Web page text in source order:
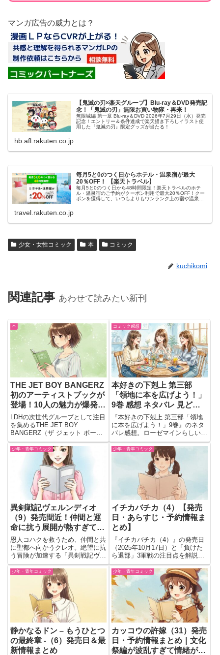
マンガ広告の威力とは？
【鬼滅の刃×楽天グループ】Blu-ray＆DVD発売記
念！「鬼滅の刃」無限お買い物隊・再来！
無限城編 第一章 Blu-ray＆DVD 2026年7月29日（水）発売
記念！エントリー＆条件達成で楽天描き下ろしイラスト使
用した『鬼滅の刃』限定グッズが当たる！
hb.afl.rakuten.co.jp
毎月5と0のつく日からホテル・温泉宿が最大
20％OFF！ 【楽天トラベル】
毎月5と0のつく日から48時間限定！楽天トラベルのホテ
ル・温泉宿のご予約がクーポン利用で最大20％OFF！クー
ポンを獲得して、いつもよりもワンランク上の宿や温泉宿
travel.rakuten.co.jp
少女・女性コミック 本 コミック
kuchikomi
関連記事 あわせて読みたい新刊
本
THE JET BOY BANGERZ
初のアーティストブックが
登場！10人の魅力が爆発す
るスペシャルな1冊♡
LDHの次世代グループとして注目
を集めるTHE JET BOY
BANGERZ（ザ ジェット ボーイ
バンガーズ）が、ついに初のアー
ティストブックをリリース！発売
日は2025年9月1日予定だよ♡実
力派ボーカリスト3人×パフォー
マー7人の全1...
コミック感想
本好きの下剋上 第三部
「領地に本を広げよう！」
9巻 感想 ネタバレ 見どこ
ろ｜ローゼマインらしさが
詰まった癒やしの一冊
『本好きの下剋上 第三部「領地
に本を広げよう！」9巻』のネタ
バレ感想。ローゼマインらしい発
想や貴族との交流、お茶会の印象
的な場面など、読後の余韻と次巻
への期待を紹介します。
少年・青年コミック
異剣戦記ヴェルンディオ
（9）発売間近！仲間と運
命に抗う展開が熱すぎて続
き待てない⚔️🔥
恩人コハクを救うため、仲間と共
に聖都へ向かうクレオ。絶望に抗
う冒険が加速する「異剣戦記ヴェ
ルンディオ」第9巻の最新展開。
少年・青年コミック
イチカバチカ（4）【発売
日・あらすじ・予約情報ま
とめ】
『イチカバチカ（4）』の発売日
（2025年10月17日）と「負けた
ら退部」3軍戦の注目点を解説。
青鬼の3P＆赤鬼のOFリバウン
ド、“一×八”の革命コンビの見ど
ころと予約リンクをコンパクトに
紹介。
少年・青年コミック
静かなるドン – もうひとつ
の最終章 -（6）発売日＆最
新情報まとめ
少年・青年コミック
カッコウの許嫁（31）発売
日・予約情報まとめ｜文化
祭編が波乱すぎて情緒が追